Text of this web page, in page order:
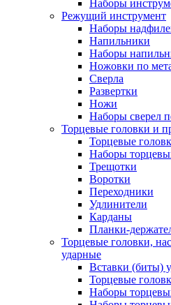
Наборы
Режущий инструмент
Наборы
Напильники
Наборы
Ножовки по
Сверла
Развертки
Ножи
Наборы сверел
Торцевые головки и
Торцевые
Наборы
Трещотки
Воротки
Переходники
Удлинители
Карданы
Планки-
Торцевые головки,
ударные
Вставки (биты)
Торцевые
Наборы